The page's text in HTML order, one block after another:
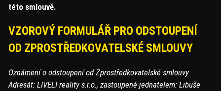
této smlouvě.
VZOROVÝ FORMULÁŘ PRO ODSTOUPENÍ
OD ZPROSTŘEDKOVATELSKÉ SMLOUVY
Oznámení o odstoupení od Zprostředkovatelské smlouvy
Adresát: LIVELI reality s.r.o., zastoupené jednatelem: Libuše